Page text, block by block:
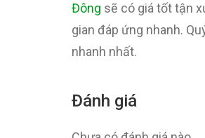
Đông sẽ có giá tốt tận
gian đáp ứng nhanh.
nhanh nhất.
Đánh giá